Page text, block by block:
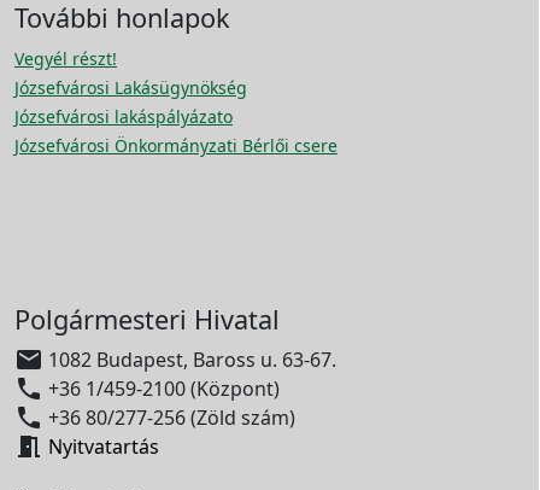
További honlapok
Vegyél részt!
Józsefvárosi Lakásügynökség
Józsefvárosi lakáspályázato
Józsefvárosi Önkormányzati Bérlői csere
Polgármesteri Hivatal
 1082 Budapest, Baross u. 63-67.
 +36 1/459-2100 (Központ)
 +36 80/277-256 (Zöld szám)
 Nyitvatartás